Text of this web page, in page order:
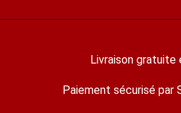
Livraison gratuite
Paiement sécurisé par